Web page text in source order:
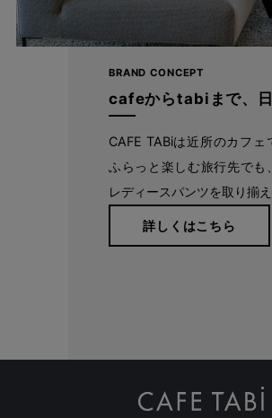
たどり着いたのは上質なストレッチ素材と
られるストレートパンツ。当店のパンツ
ず、女性なら誰もが抱える体型の悩みに寄
やすい女性の体形にしっかりフィット、サ
BRAND CONCEPT
cafeからtabiまで、
CAFE TABiは近所のカフェ
ふらっと楽しむ旅行先でも
レディースパンツを取り揃え
詳しくはこちら